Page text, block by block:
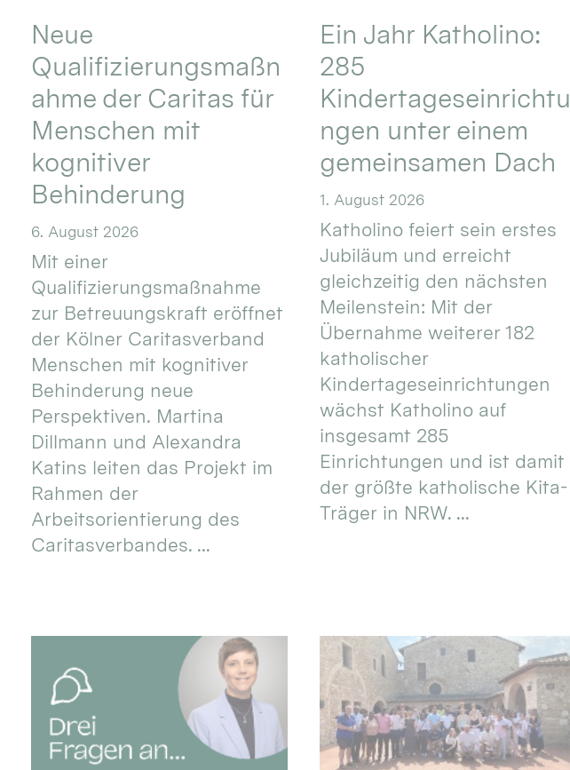
Neue
Qualifizierungsmaßn
ahme der Caritas für
Menschen mit
kognitiver
Behinderung
6. August 2026
Mit einer
Qualifizierungsmaßnahme
zur Betreuungskraft eröffnet
der Kölner Caritasverband
Menschen mit kognitiver
Behinderung neue
Perspektiven. Martina
Dillmann und Alexandra
Katins leiten das Projekt im
Rahmen der
Arbeitsorientierung des
Caritasverbandes. ...
Ein Jahr Katholino:
285
Kindertageseinrichtu
ngen unter einem
gemeinsamen Dach
1. August 2026
Katholino feiert sein erstes
Jubiläum und erreicht
gleichzeitig den nächsten
Meilenstein: Mit der
Übernahme weiterer 182
katholischer
Kindertageseinrichtungen
wächst Katholino auf
insgesamt 285
Einrichtungen und ist damit
der größte katholische Kita-
Träger in NRW. ...